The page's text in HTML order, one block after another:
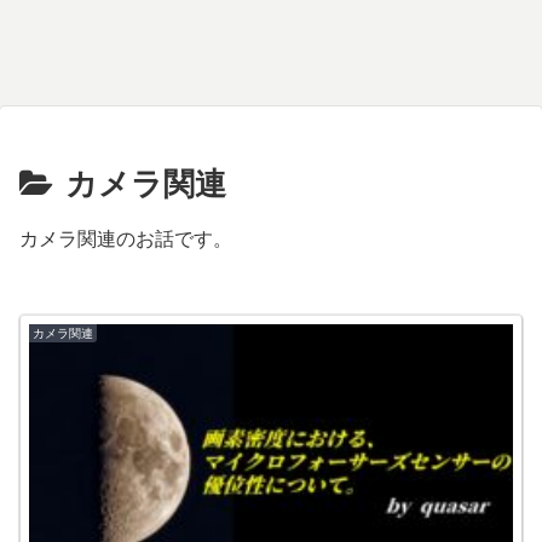
カメラ関連
カメラ関連のお話です。
カメラ関連